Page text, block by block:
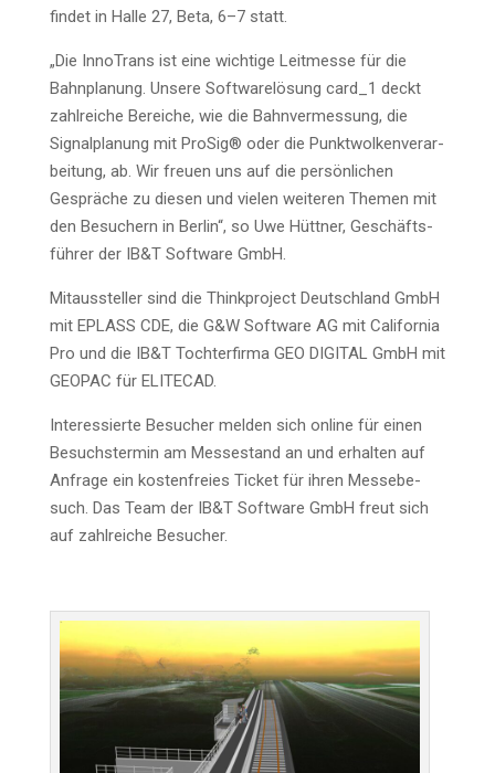
fin­det in Hal­le 27, Beta, 6–7 statt.
„Die Inno­Trans ist eine wich­ti­ge Leit­mes­se für die
Bahn­pla­nung. Unse­re Soft­ware­lö­sung card_1 deckt
zahl­rei­che Berei­che, wie die Bahn­ver­mes­sung, die
Signal­pla­nung mit Pro­Sig® oder die Punkt­wol­ken­ver­ar­
bei­tung, ab. Wir freu­en uns auf die per­sön­li­chen
Gesprä­che zu die­sen und vie­len wei­te­ren The­men mit
den Besu­chern in Ber­lin“, so Uwe Hütt­ner, Geschäfts­
füh­rer der IB&T Soft­ware GmbH.
Mit­aus­stel­ler sind die Think­pro­ject Deutsch­land GmbH
mit EPLASS CDE, die G&W Soft­ware AG mit Cali­for­nia
Pro und die IB&T Toch­ter­fir­ma GEO DIGITAL GmbH mit
GEOPAC für ELITECAD.
Inter­es­sier­te Besu­cher mel­den sich online für einen
Besuchs­ter­min am Mes­se­stand an und erhal­ten auf
Anfra­ge ein kos­ten­frei­es Ticket für ihren Mes­se­be­
such. Das Team der IB&T Soft­ware GmbH freut sich
auf zahl­rei­che Besucher.